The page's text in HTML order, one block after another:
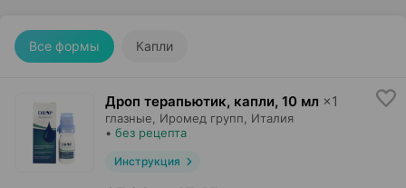
Все формы Капли
Дроп терапьютик, капли, 10 мл ×1
глазные, Иромед групп , Италия
• без рецепта
Инструкция